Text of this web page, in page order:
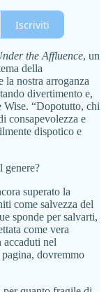
Iscriviti
the Affluence, un
della
nostra arroganza
divertimento e,
Wise. “Dopotutto, chi
consapevolezza e
dispotico e
genere?
superato la
come salvezza del
sponde per salvarti,
come vera
nel
dovremmo